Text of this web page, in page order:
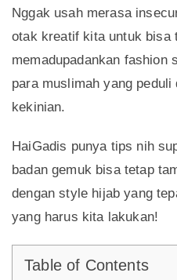
Nggak usah merasa
otak kreatif kita untuk bisa
memadupadankan fashion
para muslimah yang
kekinian.
HaiGadis punya tips nih
badan gemuk bisa tetap
dengan style hijab yang
yang harus kita lakukan!
Table of Contents